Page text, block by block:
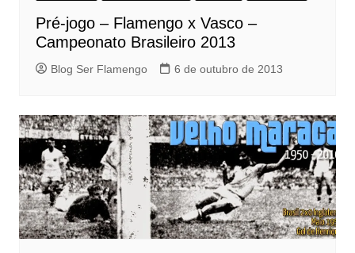
Pré-jogo – Flamengo x Vasco –
Campeonato Brasileiro 2013
Blog Ser Flamengo 6 de outubro de 2013